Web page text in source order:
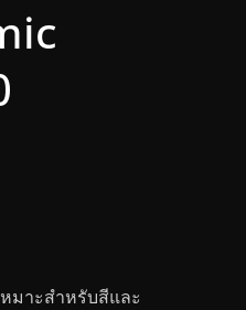
มาะสำหรับสีและ